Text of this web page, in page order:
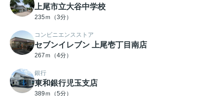
上尾市立大谷中学校
235ｍ（3分）
コンビニエンスストア
セブンイレブン 上尾壱丁目南店
267ｍ（4分）
銀行
東和銀行児玉支店
389ｍ（5分）